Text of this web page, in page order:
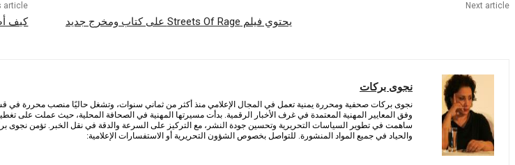
article
كيف
Next article
يحتوي فيلم Streets Of Rage على كتاب ومخرج جديد
نجوى بركات
نجوى بركات صحفية ومحررة يمنية تعمل في المجال الإعلامي منذ أكثر من ثماني سنوات، وتشغل حاليًا منصب محررة في قسم
وفق المعايير المهنية المعتمدة في غرف الأخبار الرقمية. بدأت مسيرتها المهنية في الصحافة المحلية، حيث عملت على
ساهمت في تطوير السياسات التحريرية وتحسين جودة النشر، مع التركيز على السرعة والدقة في نقل الخبر. تؤمن نجوى
والحياد في جميع المواد المنشورة. للتواصل بخصوص الشؤون التحريرية أو الاستفسارات الإعلامية: